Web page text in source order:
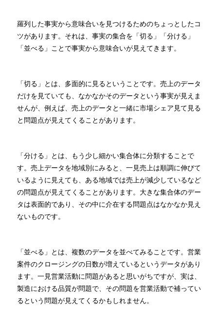
羅列した事実から意味合いを見つけるためのちょっとしたコ
ツがあります。それは、事実の集合を「切る」「分ける」
「並べる」ことで事実から意味合いが見えてきます。
「切る」とは、多面的に見るということです。売上のデータ
だけを見ていても、なかなかそのデータという事実が見えま
せんが、例えば、売上のデータと一緒に市場シェア見て見る
と問題点が見えてくることがあります。
「分ける」とは、もう少し細かい集合体に分類することで
す。売上データを地域別にみると、一見売上は順調に伸びて
いるように見えても、ある地域では売上が減少しているなど
の問題点が見えてくることがあります。大きな集合体のデー
タは表面的であり、その中に介在する問題点はなかなか見え
ないものです。
「並べる」とは、複数のデータを並べてみることです。営業
案件のクロージングの日数が増えているというデータがあり
ます。一見営業活動に問題があると思いがちですが、実は、
製造における品質が問題で、その問題を営業活動で補ってい
るという問題が見えてくるかもしれません。